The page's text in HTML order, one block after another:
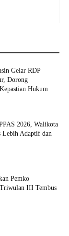
Gelar RDP
Dorong
Hukum
2026, Walikota
Lebih Adaptif dan
Pemko
III Tembus